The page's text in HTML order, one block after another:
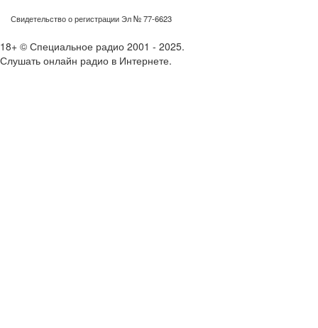
Свидетельство о регистрации Эл № 77-6623
18+ © Специальное радио 2001 - 2025.
Слушать онлайн радио в Интернете.